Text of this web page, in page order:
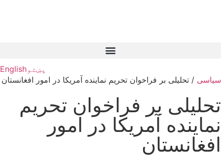
پښتوEnglish
سیاسی / تحلیلی بر فراخوان تحریم نماینده آمریکا در امور افغانستان
تحلیلی بر فراخوان تحریم
نماینده آمریکا در امور
افغانستان